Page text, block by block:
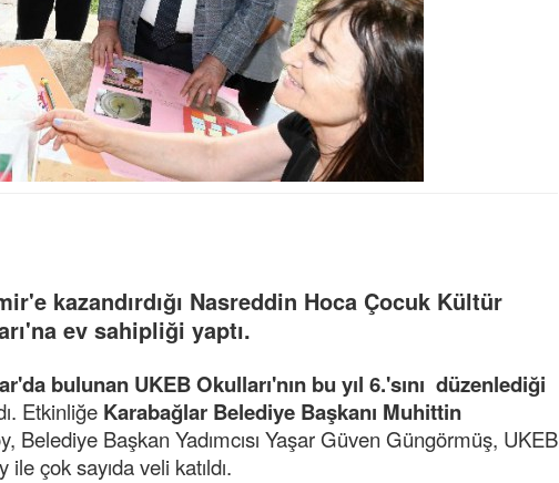
kazandırdığı Nasreddin Hoca Çocuk Kültür
ev sahipliği yaptı.
bulunan UKEB Okulları'nın bu yıl 6.'sını düzenlediği
Etkinliğe Karabağlar Belediye Başkanı Muhittin
Belediye Başkan Yadımcısı Yaşar Güven Güngörmüş, UKEB
çok sayıda veli katıldı.